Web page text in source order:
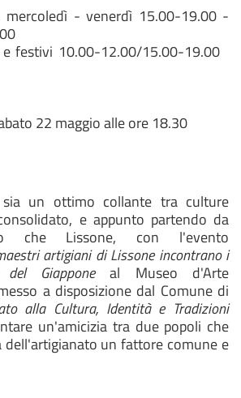
- venerdì 15.00-19.00 -
10.00-12.00/15.00-19.00
22 maggio alle ore 18.30
sia un ottimo collante tra culture
e appunto partendo da
che Lissone, con l'evento
artigiani di Lissone incontrano i
Giapponeal Museo d'Arte
a disposizione dal Comune di
alla Cultura, Identità e Tradizioni
un'amicizia tra due popoli che
dell'artigianato un fattore comune e